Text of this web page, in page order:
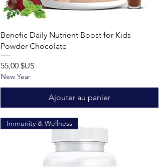
Aperçu rapide
Benefic Daily Nutrient Boost for Kids
Powder Chocolate
Prix
55,00 $US
New Year
Ajouter au panier
Immunity & Wellness